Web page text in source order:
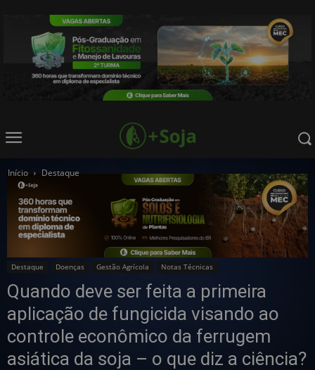
Início Destaque
Destaque Doenças Gestão Agrícola Notas Técnicas
Quando deve ser feita a primeira
aplicação de fungicida visando ao
controle econômico da ferrugem
asiática da soja – o que diz a ciência?